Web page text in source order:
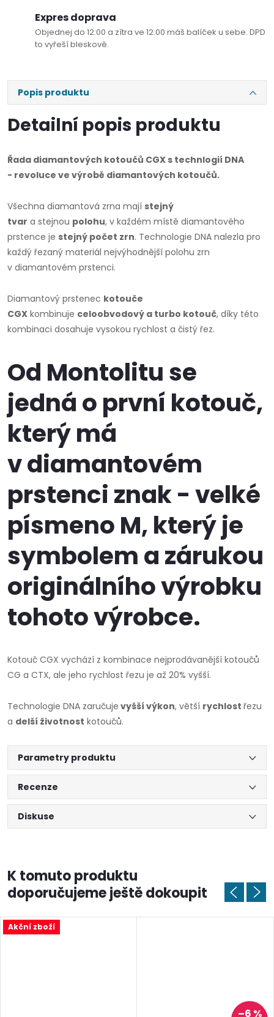
Expres doprava
Objednej do 12:00 a zítra ve 12:00 máš balíček u sebe. DPD
to vyřeší bleskově.
Popis produktu
Detailní popis produktu
Řada diamantových kotoučů CGX s technlogií DNA
- revoluce ve výrobě diamantových kotoučů.
Všechna diamantová zrna mají stejný
tvar a stejnou polohu, v každém místě diamantového
prstence je stejný počet zrn. Technologie DNA nalezla pro
každý řezaný materiál nejvýhodnější polohu zrn
v diamantovém prstenci.
Diamantový prstenec kotouče
CGX kombinuje celoobvodový a turbo kotouč, díky této
kombinaci dosahuje vysokou rychlost a čistý řez.
Od Montolitu se
jedná o první kotouč,
který má
v diamantovém
prstenci znak - velké
písmeno M, který je
symbolem a zárukou
originálního výrobku
tohoto výrobce.
Kotouč CGX vychází z kombinace nejprodávanější kotoučů
CG a CTX, ale jeho rychlost řezu je až 20% vyšší.
Technologie DNA zaručuje vyšší výkon, větší rychlost řezu
a delší životnost kotoučů.
Parametry produktu
Recenze
Diskuse
K tomuto produktu
doporučujeme ještě dokoupit
Akční zboží
–6 %